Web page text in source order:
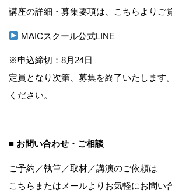
講座の詳細・募集要項は、こちらよりご
MAICスクール公式LINE
※申込締切：8月24日
定員となり次第、募集を終了いたします
ください。
■ お問い合わせ・ご相談
ご予約／執筆／取材／講演のご依頼は
こちら またはメールよりお気軽にお問い